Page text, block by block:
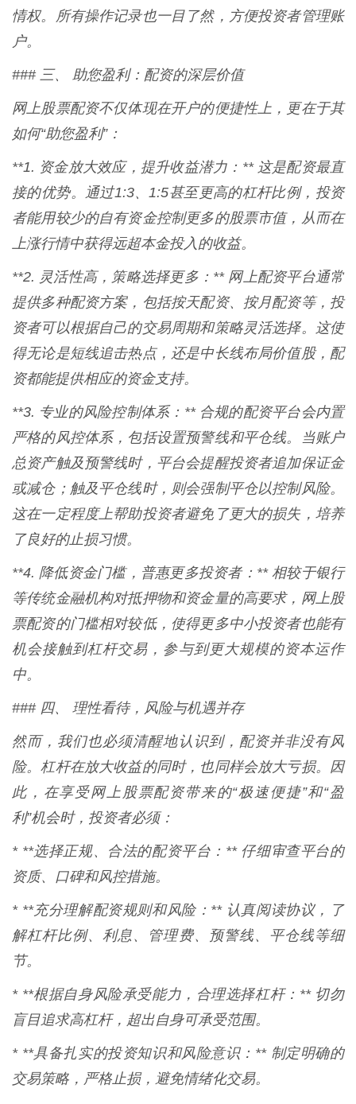
情权。所有操作记录也一目了然，方便投资者管理账
户。
### 三、 助您盈利：配资的深层价值
网上股票配资不仅体现在开户的便捷性上，更在于其
如何“助您盈利”：
**1. 资金放大效应，提升收益潜力：** 这是配资最直
接的优势。通过1:3、1:5甚至更高的杠杆比例，投资
者能用较少的自有资金控制更多的股票市值，从而在
上涨行情中获得远超本金投入的收益。
**2. 灵活性高，策略选择更多：** 网上配资平台通常
提供多种配资方案，包括按天配资、按月配资等，投
资者可以根据自己的交易周期和策略灵活选择。这使
得无论是短线追击热点，还是中长线布局价值股，配
资都能提供相应的资金支持。
**3. 专业的风险控制体系：** 合规的配资平台会内置
严格的风控体系，包括设置预警线和平仓线。当账户
总资产触及预警线时，平台会提醒投资者追加保证金
或减仓；触及平仓线时，则会强制平仓以控制风险。
这在一定程度上帮助投资者避免了更大的损失，培养
了良好的止损习惯。
**4. 降低资金门槛，普惠更多投资者：** 相较于银行
等传统金融机构对抵押物和资金量的高要求，网上股
票配资的门槛相对较低，使得更多中小投资者也能有
机会接触到杠杆交易，参与到更大规模的资本运作
中。
### 四、 理性看待，风险与机遇并存
然而，我们也必须清醒地认识到，配资并非没有风
险。杠杆在放大收益的同时，也同样会放大亏损。因
此，在享受网上股票配资带来的“极速便捷”和“盈
利”机会时，投资者必须：
* **选择正规、合法的配资平台：** 仔细审查平台的
资质、口碑和风控措施。
* **充分理解配资规则和风险：** 认真阅读协议，了
解杠杆比例、利息、管理费、预警线、平仓线等细
节。
* **根据自身风险承受能力，合理选择杠杆：** 切勿
盲目追求高杠杆，超出自身可承受范围。
* **具备扎实的投资知识和风险意识：** 制定明确的
交易策略，严格止损，避免情绪化交易。